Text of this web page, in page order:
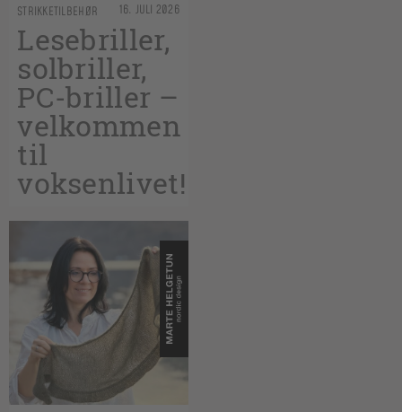
STRIKKETILBEHØR 16. JULI 2026
Lesebriller,
solbriller,
PC-briller –
velkommen
til
voksenlivet!